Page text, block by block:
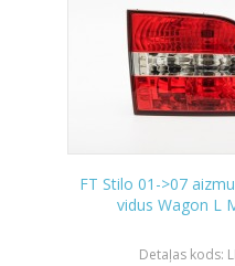
FT Stilo 01->07
vidus Wagon L
Detaļas kods: